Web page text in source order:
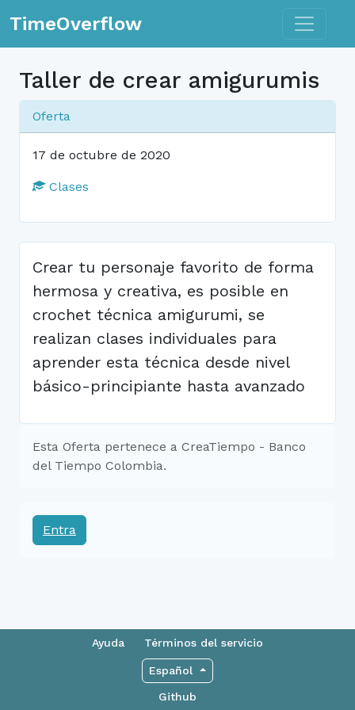
TimeOverflow Toggle
Taller de crear amigurumis
Oferta
17 de octubre de 2020
Clases
Crear tu personaje favorito de forma
hermosa y creativa, es posible en
crochet técnica amigurumi, se
realizan clases individuales para
aprender esta técnica desde nivel
básico-principiante hasta avanzado
Esta Oferta pertenece a CreaTiempo - Banco
del Tiempo Colombia.
Entra
Ayuda Términos del servicio
Español
Github